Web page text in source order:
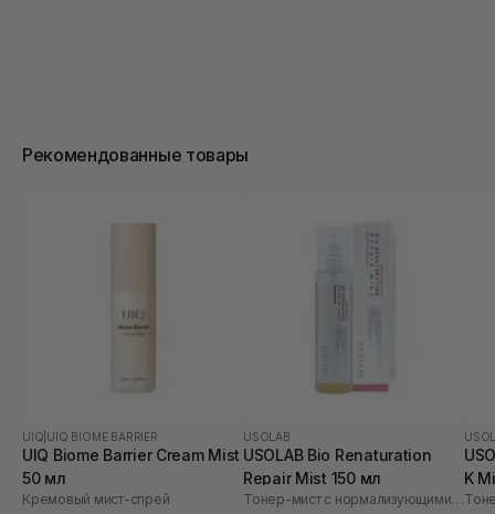
Рекомендованные товары
UIQ UIQ BIOME BARRIER
UIQ Biome Barrier Cream Mist
50 мл
Кремовый мист-спрей
USOLAB
USOLAB Bio Renaturation
Repair Mist 150 мл
Тонер-мист с нормализующими свойствами
K